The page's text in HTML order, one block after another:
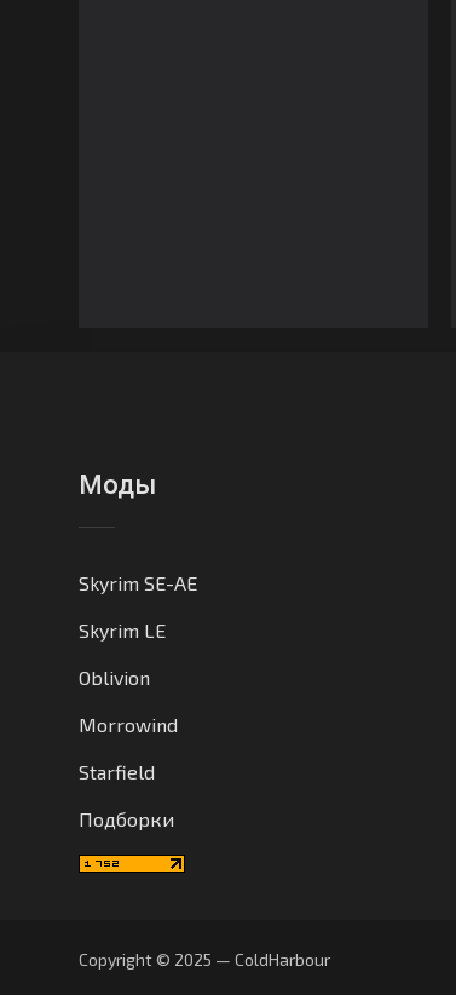
Моды
Skyrim SE-AE
Skyrim LE
Oblivion
Morrowind
Starfield
Подборки
Copyright © 2025 — ColdHarbour